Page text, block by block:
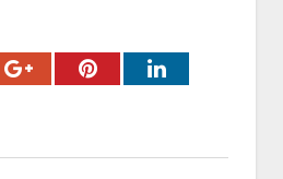
Google+PinterestLinkedIn